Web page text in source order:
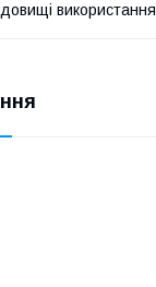
використання